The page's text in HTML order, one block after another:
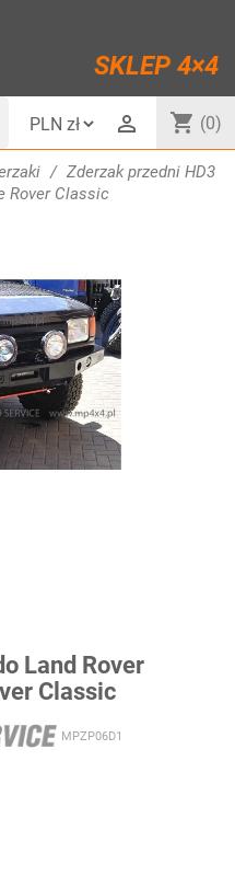
SKLEP 4×4
 shopping_cart (0)
Zderzak przedni HD3
Rover Classic
Land Rover
Classic
MPZP06D1